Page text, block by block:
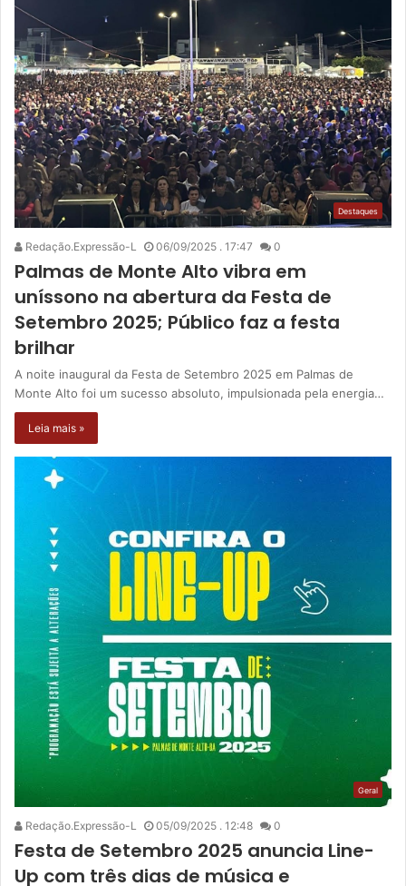
Destaques
Redação.Expressão-L 06/09/2025 . 17:47 0
Palmas de Monte Alto vibra em
uníssono na abertura da Festa de
Setembro 2025; Público faz a festa
brilhar
A noite inaugural da Festa de Setembro 2025 em Palmas de
Monte Alto foi um sucesso absoluto, impulsionada pela energia…
Leia mais »
Geral
Redação.Expressão-L 05/09/2025 . 12:48 0
Festa de Setembro 2025 anuncia Line-
Up com três dias de música e